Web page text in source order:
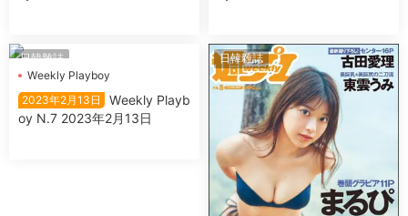
日韓雜誌
Wеekly Plаyboy
2023年2月13日
Wеekly Plаyb
oy N.7 2023年2月13日
日韓雜誌